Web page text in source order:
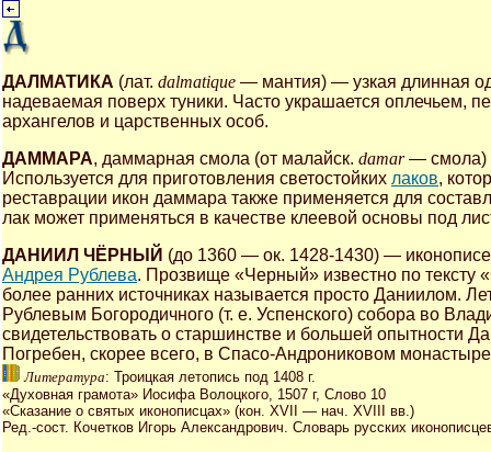
ДАЛМАТИКА (лат. dalmatique — мантия) — узкая длинная
надеваемая поверх туники. Часто украшается оплечьем,
архангелов и царственных особ.
ДАММАРА, даммарная смола (от малайск. damar—
Используется для приготовления светостойких лаков,
реставрации икон даммара также применяется для
лак может применяться в качестве клеевой основы под
ДАНИИЛ ЧЁРНЫЙ (до 1360 — ок. 1428-1430) —
Андрея Рублева. Прозвище «Черный» известно по тексту
более ранних источниках называется просто Даниилом.
Рублевым Богородичного (т. е. Успенского) собора во
свидетельствовать о старшинстве и большей опытности
Погребен, скорее всего, в Спасо-Андрониковом
Литература: Троицкая летопись под 1408 г.
«Духовная грамота» Иосифа Волоцкого, 1507 г, Слово 10
«Сказание о святых иконописцах» (кон. XVII — нач. XVIII вв.)
Ред.-сост. Кочетков Игорь Александрович. Словарь русских